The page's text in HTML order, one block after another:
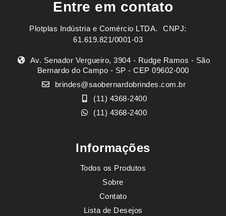
Entre em contato
Plotplas Indústria e Comércio LTDA. ㅤㅤㅤ CNPJ:
61.619.821/0001-03
Av. Senador Vergueiro, 3904 - Rudge Ramos - São
Bernardo do Campo - SP - CEP 09602-000
brindes@saobernardobrindes.com.br
(11) 4368-2400
(11) 4368-2400
Informações
Todos os Produtos
Sobre
Contato
Lista de Desejos